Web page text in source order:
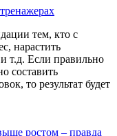
тем, кто с
нарастить
т.д. Если правильно
составить
то результат будет